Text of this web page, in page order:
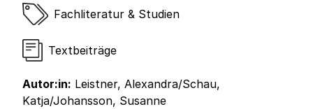
Fachliteratur & Studien
Textbeiträge
Autor:in: Leistner, Alexandra/Schau,
Katja/Johansson, Susanne